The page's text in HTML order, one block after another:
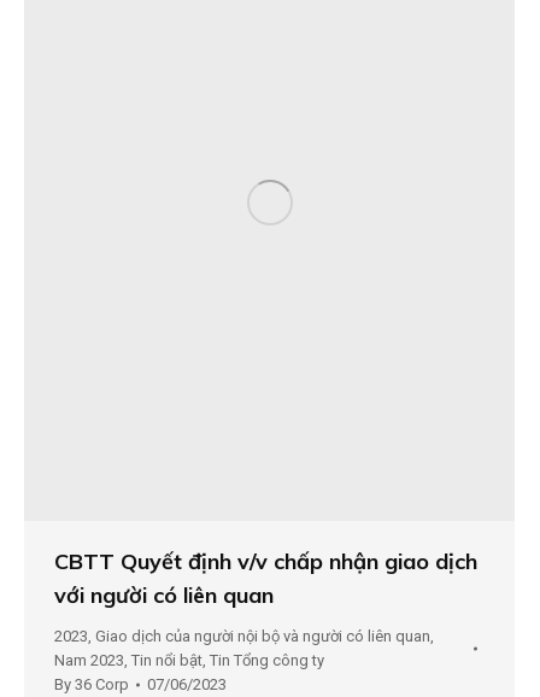
CBTT Quyết định v/v chấp nhận giao dịch
với người có liên quan
2023 Giao dịch của người nội bộ và người có liên quan
Nam 2023 Tin nổi bật Tin Tổng công ty
By 36 Corp 07/06/2023